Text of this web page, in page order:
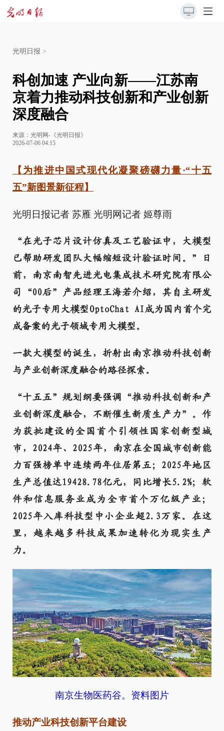
光明日报 >
科创加速 产业向新——江苏南
京着力推动科技创新和产业创新
深度融合
来源： 光明网-《光明日报》
2026-07-06 04:15
【为推进中国式现代化凝聚磅礴力量·“十五
五”新图景新征程】
光明日报记者 苏雁 光明网记者 姬尊雨
“在光子芯片设计仿真及工艺验证中，大模型
已帮助研发团队大幅缩短设计验证时间。”日
前，南京南智先进光电集成技术研究院有限公
司“00后”产品经理王海若介绍，其自主研发
的光子专用大模型OptoChat AI成为国内首个完
成备案的光子领域专用大模型。
一款大模型的诞生，折射出南京推动科技创新
与产业创新深度融合的路径探索。
“十五五”规划纲要强调“推动科技创新和产
业创新深度融合，不断催生新质生产力”。作
为获批建设的全国首个引领性国家创新型城
市，2024年、2025年，南京在全国城市创新能
力百强榜单中连续两年位居第五；2025年地区
生产总值达19428.78亿元，同比增长5.2%；软
件和信息服务业成为全市首个万亿级产业；
2025年入库科技型中小企业超2.3万家。在这
里，越来越多科技成果加速转化为现实生产
力。
南京生物医药谷。资料图片
推动产业科技创新平台建设